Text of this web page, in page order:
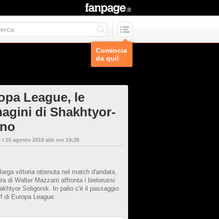
Comincia
da qui!
League, le
di Shakhtyor-
il 15 agosto 2019 alle ore 19:28
vittoria ottenuta nel match d'andata,
di Walter Mazzarri affronta i bielorussi
Soligorsk. In palio c'è il passaggio
di Europa League.